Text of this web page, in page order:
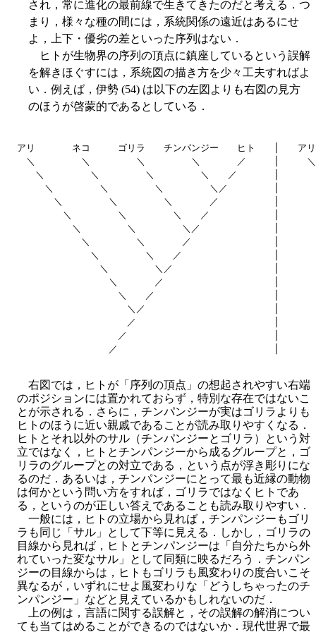
され，常に進化の最前線で生きてきたのだと考える．つ
まり，様々な種の間には，系統関係の遠近はあるにせ
よ，上下・優劣の差といった序列はない．
ヒトが生物界の序列の頂点に鎮座しているという誤解
を解きほぐすには，系統図の描き方を少々工夫すればよ
い．例えば，伊勢 (54) は以下の左図よりも右図の見方
のほうが啓蒙的であるとしている．
アリ　　　　ネコ　　　ゴリラ　　チンパンジー　　ヒト　　│　　ア
＼　　　　　＼　　　　　＼　　　　　＼　　　　／　　　│　　　
＼　　　　　＼　　　　　＼　　　　　＼　　／　　　　│　　　
＼　　　　　＼　　　　　＼　　　　　＼／　　　　　│　　　　
＼　　　　　＼　　　　　＼　　　　／　　　　　　│　　　　
＼　　　　　＼　　　　　＼　　／　　　　　　　│　　　　　
＼　　　　　＼　　　　　＼／　　　　　　　　│　　　　　
＼　　　　　＼　　　　／　　　　　　　　　│　　　　　
＼　　　　　＼　　／　　　　　　　　　　│　　　　　　
＼　　　　　＼／　　　　　　　　　　　│　　　　　　
＼　　　　／　　　　　　　　　　　　│　　　　　　
＼　　／　　　　　　　　　　　　　│　　　　　　
＼／　　　　　　　　　　　　　　│　　　　　　
／　　　　　　　　　　　　　　　│　　　　　　
／　　　　　　　　　　　　　　　　│　　　　　　
右図では，ヒトが「序列の頂点」の想起されやすい右端
のポジションには置かれておらず，特別な存在ではないこ
とが示される．さらに，チンパンジーが実はゴリラよりも
ヒトのほうに近い親戚であることが読み取りやすくなる．
ヒトとそれ以外のサル（チンパンジーとゴリラ）という対
立ではなく，ヒトとチンパンジーから成るグループと，ゴ
リラのグループとの対立である，という点が浮き彫りにな
るのだ．あるいは，チンパンジーにとって最も近縁の動物
は何かという問い方をすれば，ゴリラではなくヒトであ
る，というのが正しい答えであることも読み取りやすい．
一般には，ヒトの立場から見れば，チンパンジーもゴリ
ラも同じ「サル」として下等に見える．しかし，ゴリラの
目線から見れば，ヒトとチンパンジーは「自分たちから外
れていった変なサル」として同類に映るだろう．チンパン
ジーの目線からは，ヒトもゴリラも風変わりの度合いこそ
異なるが，いずれにせよ風変わりな「どうしちゃったのチ
ンパンジー」などと見えているかもしれないのだ．
上の例は，言語に関する誤解と，その誤解の解消につい
ても当てはめることができるのではないか．現代世界で最